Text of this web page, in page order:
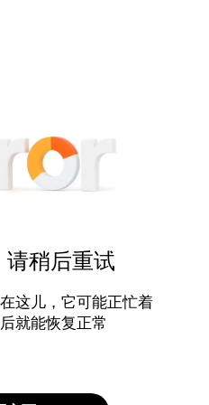
请稍后重试
这儿，它可能正忙着
就能恢复正常